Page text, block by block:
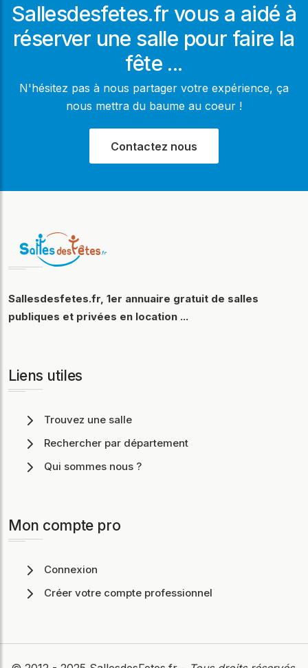
Sallesdesfetes.fr vous a aidé à
réserver une salle pour faire la
fête ...
N'hésitez pas à nous partager votre expérience, ça
nous mettra du baume au coeur !
Contactez nous
Sallesdesfetes.fr, 1er annuaire gratuit de salles
publiques et privées en location ...
Liens utiles
Trouvez une salle
Rechercher par département
Qui sommes nous ?
Mon compte pro
Connexion
Créer votre compte professionnel